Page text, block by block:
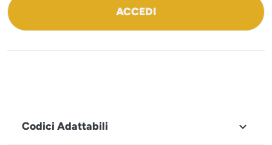
ACCEDI
Codici Adattabili 